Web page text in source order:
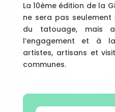
La 10ème édition de la
ne sera pas
du tatouage, mais
l’engagement et à
artistes, artisans et
communes.